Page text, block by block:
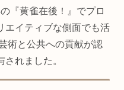
『黄雀在後！』でプロ
エイティブな側面でも活
術と公共への貢献が認
れました。